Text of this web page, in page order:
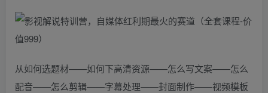
从如何选题材——如何下高清资源——怎么写文案——怎么
配音——怎么剪辑——字幕处理——封面制作——视频模板